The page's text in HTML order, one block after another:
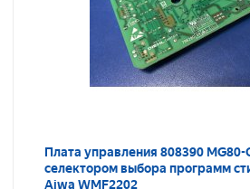
Плата управления 808390 MG80-
селектором выбора программ
Aiwa WMF2202